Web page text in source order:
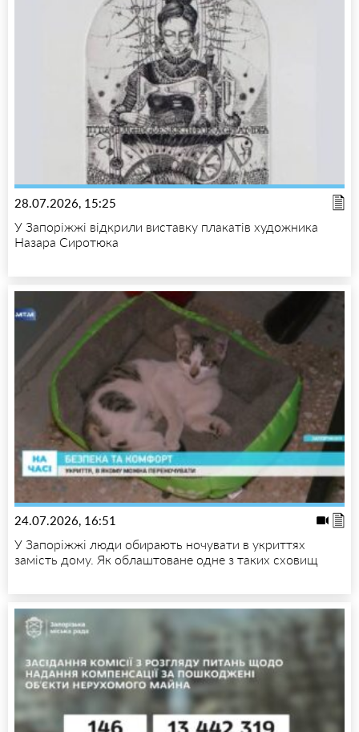
28.07.2026, 15:25
У Запоріжжі відкрили виставку плакатів художника
Назара Сиротюка
24.07.2026, 16:51
У Запоріжжі люди обирають ночувати в укриттях
замість дому. Як облаштоване одне з таких сховищ